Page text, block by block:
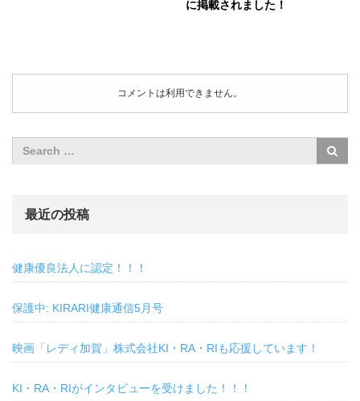
に掲載されました！
コメントは利用できません。
最近の投稿
健康優良法人に認定！！！
保護中: KIRARI健康通信5月号
映画「レディ加賀」株式会社KI・RA・RIも応援しています！
KI・RA・RIがインタビューを受けました！！！